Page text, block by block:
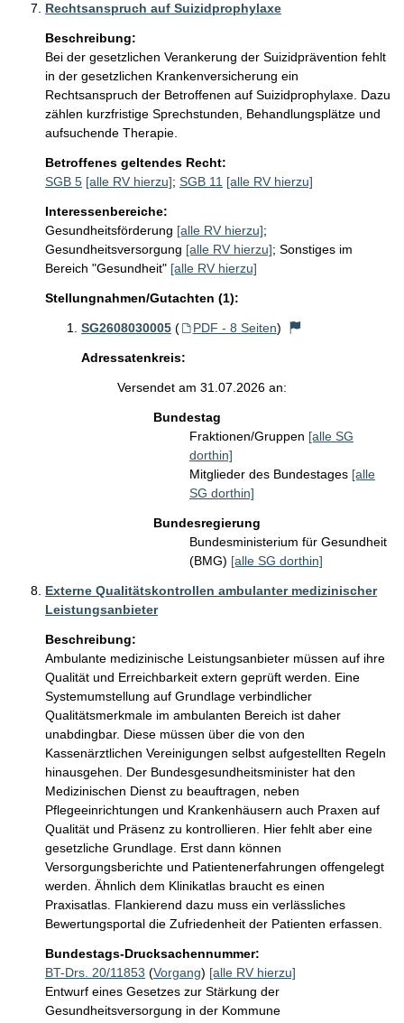
Rechtsanspruch auf Suizidprophylaxe
Beschreibung:
Bei der gesetzlichen Verankerung der Suizidprävention fehlt
in der gesetzlichen Krankenversicherung ein
Rechtsanspruch der Betroffenen auf Suizidprophylaxe. Dazu
zählen kurzfristige Sprechstunden, Behandlungsplätze und
aufsuchende Therapie.
Betroffenes geltendes Recht:
SGB 5 [alle RV hierzu]; SGB 11 [alle RV hierzu]
Interessenbereiche:
Gesundheitsförderung [alle RV hierzu];
Gesundheitsversorgung [alle RV hierzu]; Sonstiges im
Bereich "Gesundheit" [alle RV hierzu]
Stellungnahmen/Gutachten (1):
SG2608030005 ( PDF - 8 Seiten)
Adressatenkreis:
Versendet am 31.07.2026 an:
Bundestag
Fraktionen/Gruppen [alle SG
dorthin]
Mitglieder des Bundestages [alle
SG dorthin]
Bundesregierung
Bundesministerium für Gesundheit
(BMG) [alle SG dorthin]
Externe Qualitätskontrollen ambulanter medizinischer
Leistungsanbieter
Beschreibung:
Ambulante medizinische Leistungsanbieter müssen auf ihre
Qualität und Erreichbarkeit extern geprüft werden. Eine
Systemumstellung auf Grundlage verbindlicher
Qualitätsmerkmale im ambulanten Bereich ist daher
unabdingbar. Diese müssen über die von den
Kassenärztlichen Vereinigungen selbst aufgestellten Regeln
hinausgehen. Der Bundesgesundheitsminister hat den
Medizinischen Dienst zu beauftragen, neben
Pflegeeinrichtungen und Krankenhäusern auch Praxen auf
Qualität und Präsenz zu kontrollieren. Hier fehlt aber eine
gesetzliche Grundlage. Erst dann können
Versorgungsberichte und Patientenerfahrungen offengelegt
werden. Ähnlich dem Klinikatlas braucht es einen
Praxisatlas. Flankierend dazu muss ein verlässliches
Bewertungsportal die Zufriedenheit der Patienten erfassen.
Bundestags-Drucksachennummer:
BT-Drs. 20/11853 (Vorgang) [alle RV hierzu]
Entwurf eines Gesetzes zur Stärkung der
Gesundheitsversorgung in der Kommune